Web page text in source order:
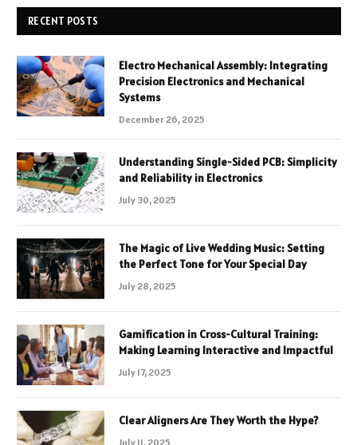
RECENT POSTS
Electro Mechanical Assembly: Integrating
Precision Electronics and Mechanical
Systems
December 26, 2025
Understanding Single-Sided PCB: Simplicity
and Reliability in Electronics
July 30, 2025
The Magic of Live Wedding Music: Setting
the Perfect Tone for Your Special Day
July 28, 2025
Gamification in Cross-Cultural Training:
Making Learning Interactive and Impactful
July 17, 2025
Clear Aligners Are They Worth the Hype?
July 11, 2025